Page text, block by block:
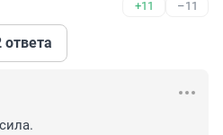
+11 –11